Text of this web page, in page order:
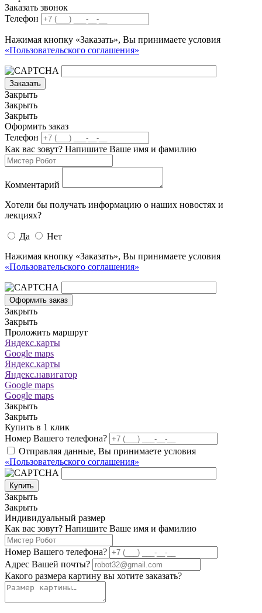
Заказать звонок
Телефон
Нажимая кнопку «Заказать», Вы принимаете условия
«Пользовательского соглашения»
Заказать
Закрыть
Закрыть
Закрыть
Оформить заказ
Телефон
Как вас зовут? Напишите Ваше имя и фамилию
Комментарий
Хотели бы получать информацию о наших новостях и
лекциях?
Да
Нет
Нажимая кнопку «Заказать», Вы принимаете условия
«Пользовательского соглашения»
Оформить заказ
Закрыть
Закрыть
Проложить маршрут
Яндекс.карты
Google maps
Яндекс.карты
Яндекс.навигатор
Google maps
Google maps
Закрыть
Закрыть
Купить в 1 клик
Номер Вашего телефона?
Отправляя данные, Вы принимаете условия
«Пользовательского соглашения»
Купить
Закрыть
Закрыть
Индивидуальный размер
Как вас зовут? Напишите Ваше имя и фамилию
Номер Вашего телефона?
Адрес Вашей почты?
Какого размера картину вы хотите заказать?